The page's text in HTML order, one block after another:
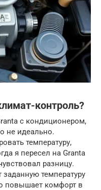
контроль?
с кондиционером,
не идеально.
температуру,
я пересел на Granta
разницу.
температуру
повышает комфорт в